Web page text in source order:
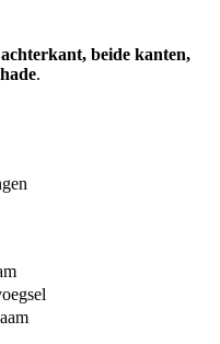
beide kanten,
.